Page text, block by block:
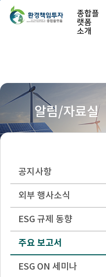
본문 바로가기
종합플
랫폼
소개
알림/자료실
공지사항
외부 행사소식
ESG 규제 동향
주요 보고서
ESG ON 세미나